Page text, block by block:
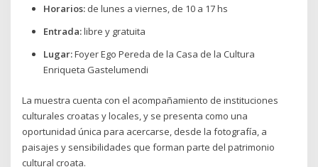
Horarios:de lunes a viernes, de 10 a 17 hs
Entrada:libre y gratuita
Lugar:Foyer Ego Pereda de la Casa de la Cultura
Enriqueta Gastelumendi
La muestra cuenta con el acompañamiento de instituciones
culturales croatas y locales, y se presenta como una
oportunidad única para acercarse, desde la fotografía, a
paisajes y sensibilidades que forman parte del patrimonio
cultural croata.